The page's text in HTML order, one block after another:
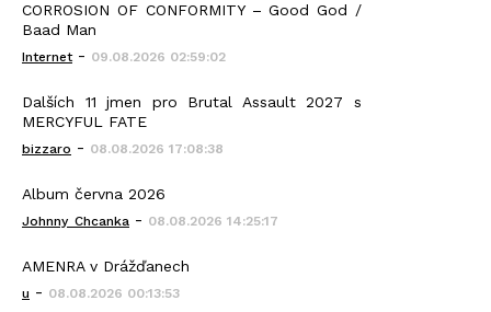
CORROSION OF CONFORMITY – Good God /
Baad Man
Internet- 09.08.2026 02:59:02
Dalších 11 jmen pro Brutal Assault 2027 s
MERCYFUL FATE
bizzaro - 08.08.2026 17:08:38
Album června 2026
Johnny_Chcanka - 08.08.2026 14:25:17
AMENRA v Drážďanech
u - 08.08.2026 00:13:53